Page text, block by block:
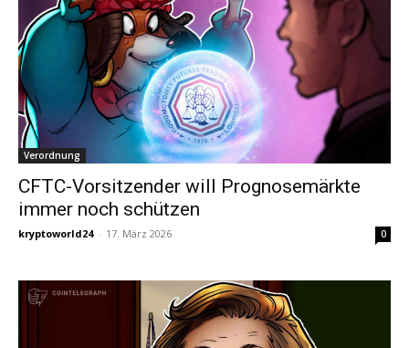
Verordnung
CFTC-Vorsitzender will Prognosemärkte
immer noch schützen
kryptoworld24 - 17. März 2026 0